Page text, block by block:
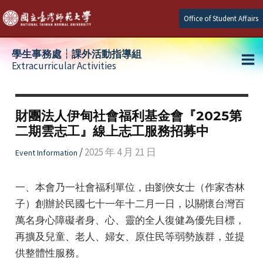
Skip
to
content
Office of Student Affairs
學生事務處┆課外活動指導組
Extracurricular Activities
財團法人伊甸社會福利基金會『2025第
二期雲志工』線上志工服務招募中
Event Information /2025 年 4 月 21 日
一、本會乃一社會福利單位，由劉俠女士（作家杏林
子）創辦於民國七十一年十二月一日，以關懷台灣百
萬名身心障礙者身、心、靈的全人復健為優先目標，
再擴及兒童、老人、婦女、原住民等弱勢族群，並提
供整體性服務。